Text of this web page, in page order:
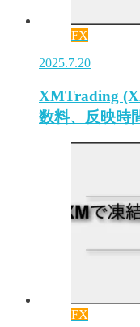
FX
2025.7.20
XMTrading
数料、反映時
FX